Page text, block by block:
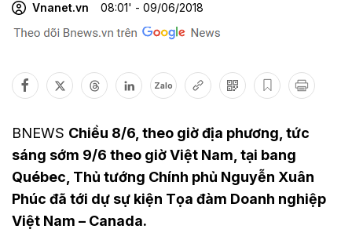
Vnanet.vn 08:01' - 09/06/2018
Zalo
BNEWS Chiều 8/6, theo giờ địa phương, tức
sáng sớm 9/6 theo giờ Việt Nam, tại bang
Québec, Thủ tướng Chính phủ Nguyễn Xuân
Phúc đã tới dự sự kiện Tọa đàm Doanh nghiệp
Việt Nam – Canada.